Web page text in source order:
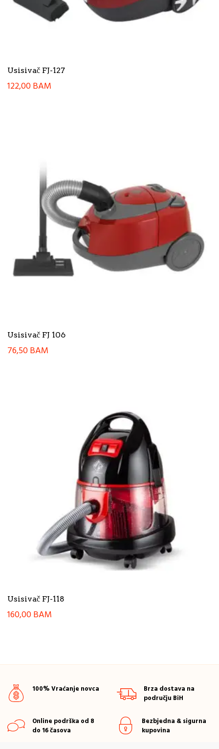
Usisivač FJ-127
122,00BAM
Usisivač FJ 106
76,50BAM
Usisivač FJ-118
160,00BAM
100% Vraćanje novca
Brza dostava na
području BiH
Online podrška od 8
do 16 časova
Bezbjedna & sigurna
kupovina